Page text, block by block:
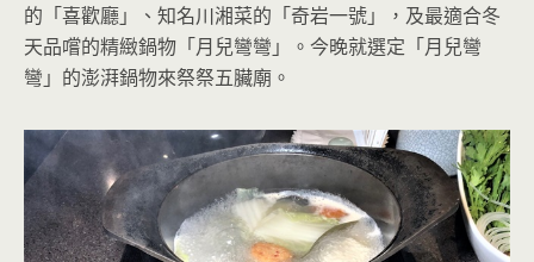
的「喜歡廳」、知名川湘菜的「奇岩一號」，及最適合冬
天品嚐的精緻鍋物「月兒彎彎」。今晚就選定「月兒彎
彎」的澎湃鍋物來祭祭五臟廟。